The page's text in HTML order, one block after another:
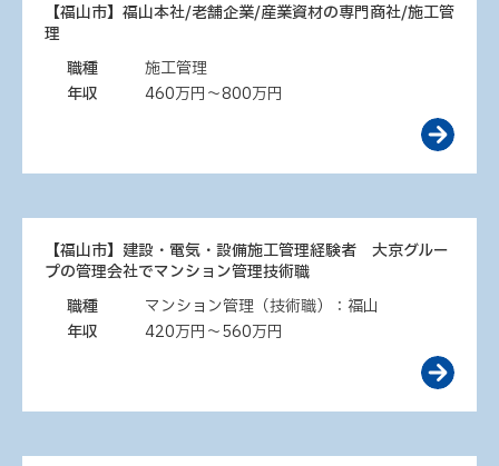
【福山市】福山本社/老舗企業/産業資材の専門商社/施工管
理
職種
施工管理
年収
460万円～800万円
【福山市】建設・電気・設備施工管理経験者 大京グルー
プの管理会社でマンション管理技術職
職種
マンション管理（技術職）：福山
年収
420万円～560万円